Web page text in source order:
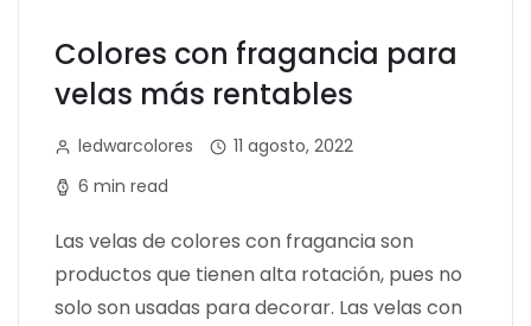
Colores con fragancia para
velas más rentables
ledwarcolores
11 agosto, 2022
6 min read
Las velas de colores con fragancia son
productos que tienen alta rotación, pues no
solo son usadas para decorar. Las velas con